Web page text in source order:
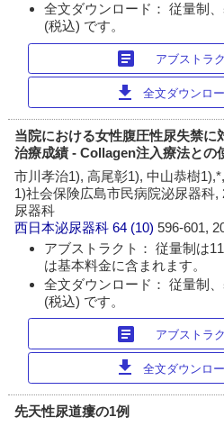
全文ダウンロード： 従量制
(税込) です。
article アブストラ
download 全文ダウンロ
当院における女性腹圧性尿失禁に
治療成績 - Collagen注入療法との
市川孝治1), 高尾彰1), 中山恭樹
1)社会保険広島市民病院泌尿器科
尿器科
西日本泌尿器科 64 (10)596-601,
アブストラクト： 従量制は
は基本料金に含まれます。
全文ダウンロード： 従量制
(税込) です。
article アブストラ
download 全文ダウンロ
先天性尿道瘻の1例